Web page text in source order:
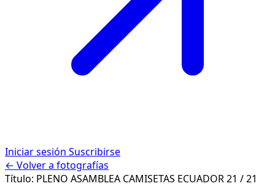
Iniciar sesión Suscribirse
← Volver a fotografías
Título: PLENO ASAMBLEA CAMISETAS ECUADOR21 / 21